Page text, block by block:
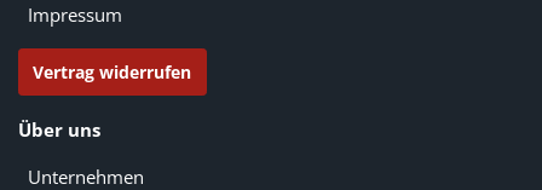
Impressum
Vertrag widerrufen
Über uns
Unternehmen